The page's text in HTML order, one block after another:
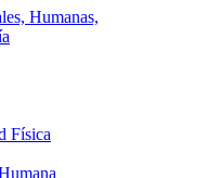
Humanas,
Física